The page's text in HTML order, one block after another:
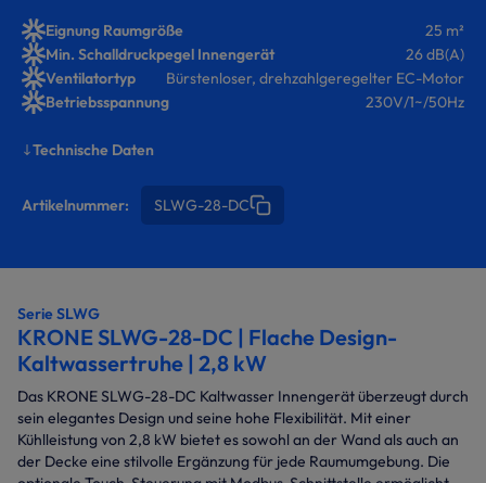
Eignung Raumgröße
25 m²
Min. Schalldruckpegel Innengerät
26 dB(A)
Ventilatortyp
Bürstenloser, drehzahlgeregelter EC-Motor
Betriebsspannung
230V/1~/50Hz
Technische Daten
Artikelnummer: SLWG-28-DC
Serie SLWG
KRONE SLWG-28-DC | Flache Design-
Kaltwassertruhe | 2,8 kW
Das KRONE SLWG-28-DC Kaltwasser Innengerät überzeugt durch
sein elegantes Design und seine hohe Flexibilität. Mit einer
Kühlleistung von 2,8 kW bietet es sowohl an der Wand als auch an
der Decke eine stilvolle Ergänzung für jede Raumumgebung. Die